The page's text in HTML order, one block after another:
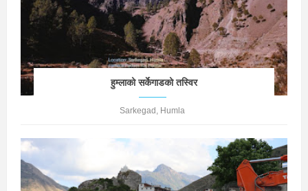
हुम्लाको सर्केगाडको तस्विर
Sarkegad, Humla